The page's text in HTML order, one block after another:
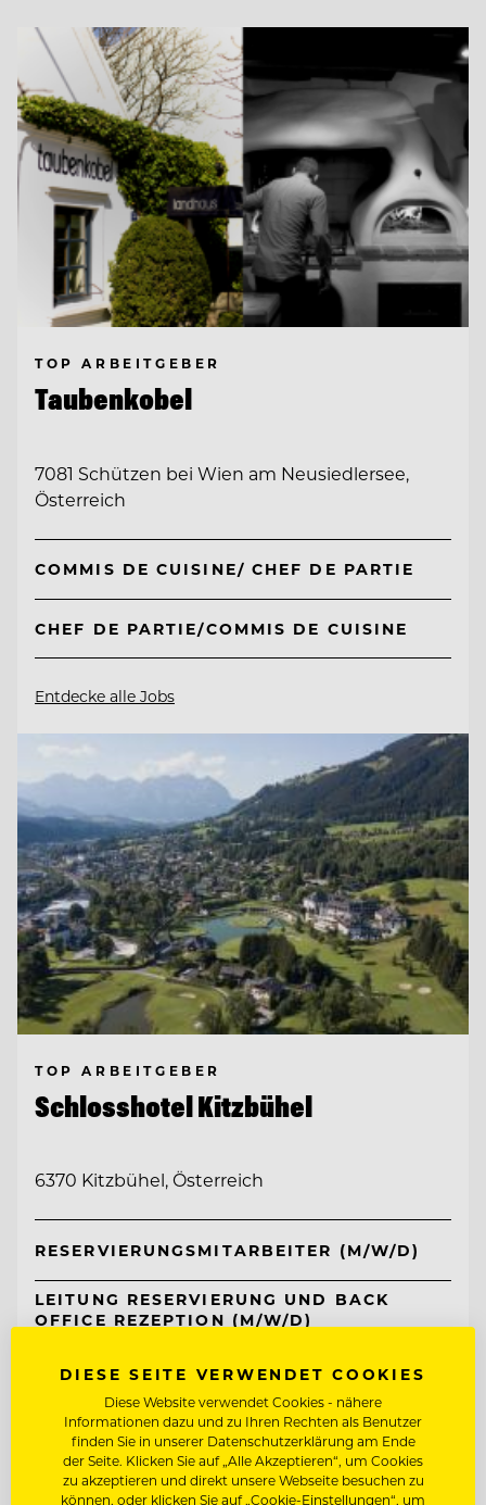
TOP ARBEITGEBER
Taubenkobel
7081 Schützen bei Wien am Neusiedlersee,
Österreich
COMMIS DE CUISINE/ CHEF DE PARTIE
CHEF DE PARTIE/COMMIS DE CUISINE
Entdecke alle Jobs
TOP ARBEITGEBER
Schlosshotel Kitzbühel
6370 Kitzbühel, Österreich
RESERVIERUNGSMITARBEITER (M/W/D)
LEITUNG RESERVIERUNG UND BACK
OFFICE REZEPTION (M/W/D)
Entdecke alle Jobs
DIESE SEITE VERWENDET COOKIES
Diese Website verwendet Cookies - nähere
Informationen dazu und zu Ihren Rechten als Benutzer
finden Sie in unserer Datenschutzerklärung am Ende
der Seite. Klicken Sie auf „Alle Akzeptieren“, um Cookies
zu akzeptieren und direkt unsere Webseite besuchen zu
können, oder klicken Sie auf „Cookie-Einstellungen“, um